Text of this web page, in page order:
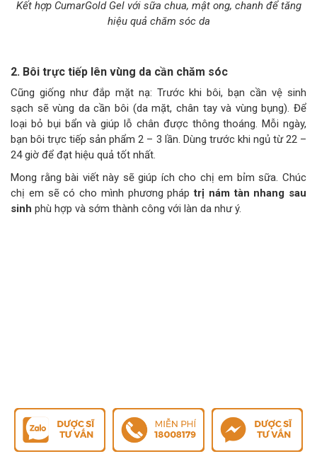
Kết hợp CumarGold Gel với sữa chua, mật ong, chanh để tăng
hiệu quả chăm sóc da
2. Bôi trực tiếp lên vùng da cần chăm sóc
Cũng giống như đắp mặt nạ: Trước khi bôi, bạn cần vệ sinh
sạch sẽ vùng da cần bôi (da mặt, chân tay và vùng bụng). Để
loại bỏ bụi bẩn và giúp lỗ chân được thông thoáng. Mỗi ngày,
bạn bôi trực tiếp sản phẩm 2 – 3 lần. Dùng trước khi ngủ từ 22 –
24 giờ để đạt hiệu quả tốt nhất.
Mong rằng bài viết này sẽ giúp ích cho chị em bỉm sữa. Chúc
chị em sẽ có cho mình phương pháptrị nám tàn nhang sau
sinh phù hợp và sớm thành công với làn da như ý.